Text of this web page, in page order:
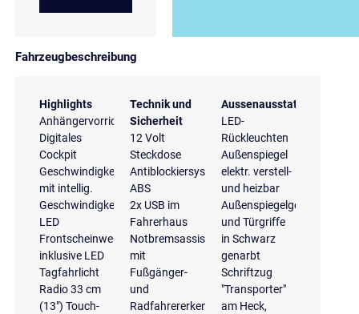
Fahrzeugbeschreibung
Highlights
Anhängervorrichtung
Digitales
Cockpit
Geschwindigkeitsregelanlage
mit intellig.
Geschwindigkeitsassistent
LED
Frontscheinwerfer
inklusive LED
Tagfahrlicht
Radio 33 cm
(13") Touch-
Technik und
Sicherheit
12 Volt
Steckdose
Antiblockiersystem
ABS
2x USB im
Fahrerhaus
Notbremsassistent
mit
Fußgänger-
und
Radfahrererkennung
Aussenausstattung
LED-
Rückleuchten
Außenspiegel
elektr. verstell-
und heizbar
Außenspiegelgehäuse
und Türgriffe
in Schwarz
genarbt
Schriftzug
"Transporter"
am Heck,